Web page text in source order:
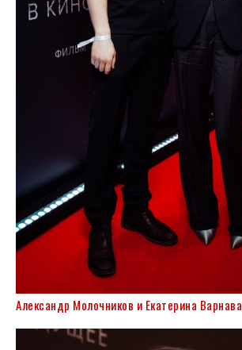
Александр Молочников и Екатерина Варнава